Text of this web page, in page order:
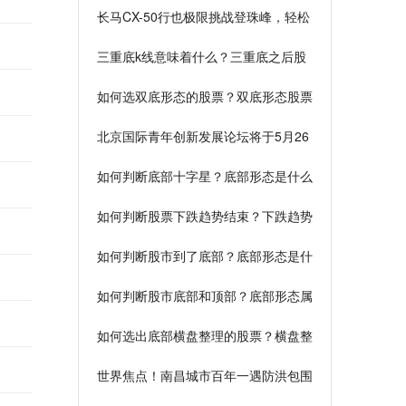
长马CX-50行也极限挑战登珠峰，轻松
三重底k线意味着什么？三重底之后股
如何选双底形态的股票？双底形态股票
北京国际青年创新发展论坛将于5月26
如何判断底部十字星？底部形态是什么
如何判断股票下跌趋势结束？下跌趋势
如何判断股市到了底部？底部形态是什
如何判断股市底部和顶部？底部形态属
如何选出底部横盘整理的股票？横盘整
世界焦点！南昌城市百年一遇防洪包围